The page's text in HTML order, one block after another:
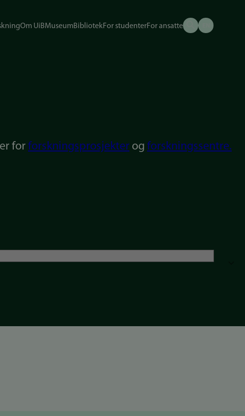
Om UiBMuseumBibliotekFor studenterFor ansatte
for forskningsprosjekter og forskningssentre.